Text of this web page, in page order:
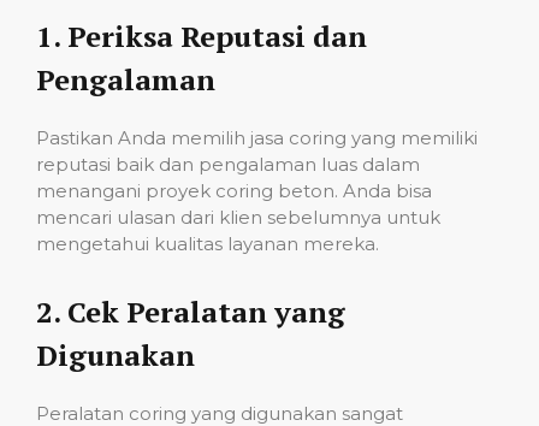
1. Periksa Reputasi dan
Pengalaman
Pastikan Anda memilih jasa coring yang memiliki
reputasi baik dan pengalaman luas dalam
menangani proyek coring beton. Anda bisa
mencari ulasan dari klien sebelumnya untuk
mengetahui kualitas layanan mereka.
2. Cek Peralatan yang
Digunakan
Peralatan coring yang digunakan sangat